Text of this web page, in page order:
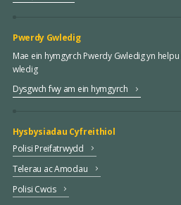
Pwerdy Gwledig
Mae ein hymgyrch Pwerdy Gwledig yn
wledig
Dysgwch fwy am ein hymgyrch
Hysbysiadau Cyfreithiol
Polisi Preifatrwydd
Telerau ac Amodau
Polisi Cwcis